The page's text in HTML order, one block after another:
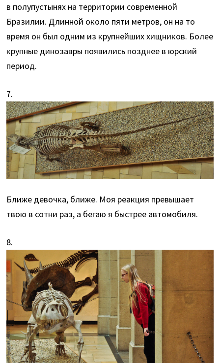
в полупустынях на территории современной
Бразилии. Длинной около пяти метров, он на то
время он был одним из крупнейших хищников. Более
крупные динозавры появились позднее в юрский
период.
7.
Ближе девочка, ближе. Моя реакция превышает
твою в сотни раз, а бегаю я быстрее автомобиля.
8.